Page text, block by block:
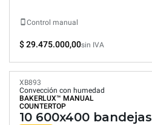
Control manual
$ 29.475.000,00sin IVA
XB893
Convección con humedad
BAKERLUX™ MANUAL
COUNTERTOP
10 600x400 bandejas